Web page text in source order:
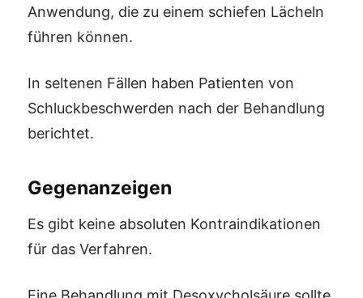
Anwendung, die zu einem schiefen Lächeln
führen können.
In seltenen Fällen haben Patienten von
Schluckbeschwerden nach der Behandlung
berichtet.
Gegenanzeigen
Es gibt keine absoluten Kontraindikationen
für das Verfahren.